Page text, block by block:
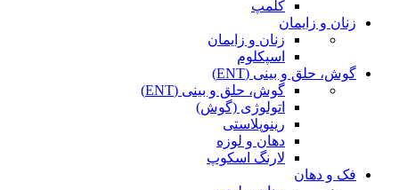
کلمپ
زنان و زایمان
زنان و زایمان
اسپکلوم
گوش، حلق و بینی (ENT)
گوش، حلق و بینی (ENT)
اتولوژی (گوش)
رینوپلاستی
دهان و لوزه
لارنگ اسکوپ
فک و دهان